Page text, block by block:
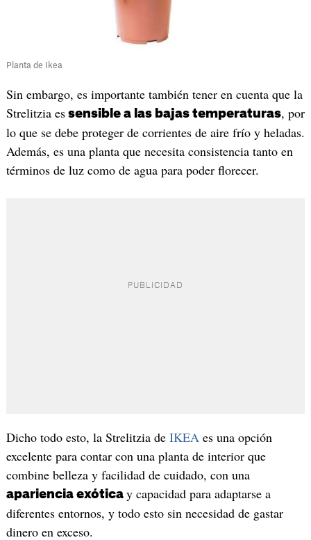
Planta de Ikea
Sin embargo, es importante también tener en cuenta que la
Strelitzia essensible a las bajas temperaturas, por
lo que se debe proteger de corrientes de aire frío y heladas.
Además, es una planta que necesita consistencia tanto en
términos de luz como de agua para poder florecer.
Dicho todo esto, la Strelitzia de IKEA es una opción
excelente para contar con una planta de interior que
combine belleza y facilidad de cuidado, con una
apariencia exótica y capacidad para adaptarse a
diferentes entornos, y todo esto sin necesidad de gastar
dinero en exceso.